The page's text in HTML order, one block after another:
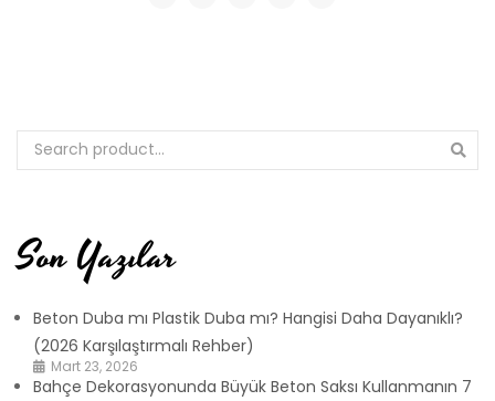
Son Yazılar
Beton Duba mı Plastik Duba mı? Hangisi Daha Dayanıklı?
(2026 Karşılaştırmalı Rehber)
Mart 23, 2026
Bahçe Dekorasyonunda Büyük Beton Saksı Kullanmanın 7